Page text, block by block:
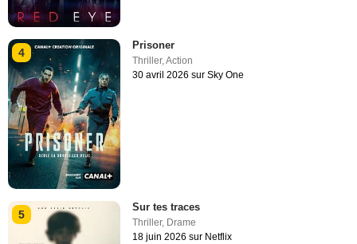
4
Prisoner
Thriller,Action
30 avril 2026 sur Sky One
5
Sur tes traces
Thriller, Drame
18 juin 2026 sur Netflix